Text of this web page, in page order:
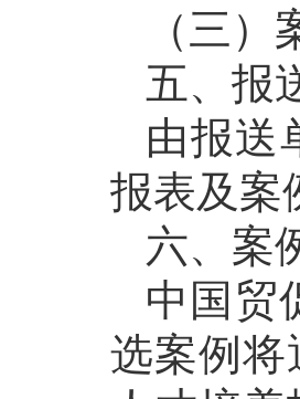
（三
五、报
由报送
报表及案
六、案
中国贸
选案例将